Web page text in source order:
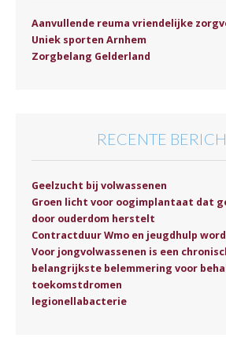
Aanvullende reuma vriendelijke
Uniek sporten Arnhem
Zorgbelang Gelderland
RECENTE
Geelzucht bij volwassenen
Groen licht voor oogimplantaat dat
door ouderdom herstelt
Contractduur Wmo en jeugdhulp
Voor jongvolwassenen is een
belangrijkste belemmering voor
toekomstdromen
legionellabacterie